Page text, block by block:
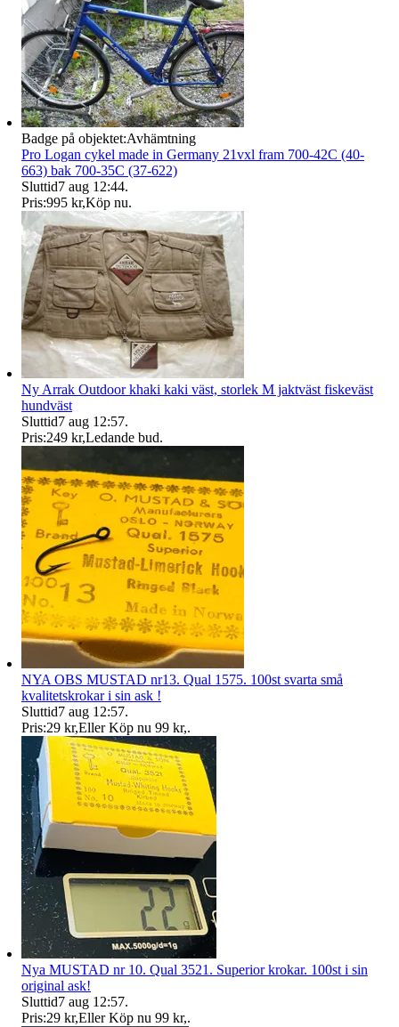
Badge på objektet:Avhämtning
Pro Logan cykel made in Germany 21vxl fram 700-42C (40-
663) bak 700-35C (37-622)
Sluttid7 aug 12:44.
Pris:995 kr,Köp nu.
Ny Arrak Outdoor khaki kaki väst, storlek M jaktväst fiskeväst
hundväst
Sluttid7 aug 12:57.
Pris:249 kr,Ledande bud.
NYA OBS MUSTAD nr13. Qual 1575. 100st svarta små
kvalitetskrokar i sin ask !
Sluttid7 aug 12:57.
Pris:29 kr,Eller Köp nu 99 kr,.
Nya MUSTAD nr 10. Qual 3521. Superior krokar. 100st i sin
original ask!
Sluttid7 aug 12:57.
Pris:29 kr,Eller Köp nu 99 kr,.